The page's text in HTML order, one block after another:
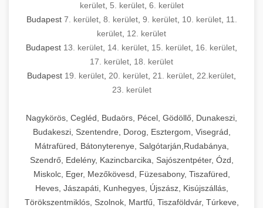
kerület, 5. kerület, 6. kerület
Budapest 7. kerület, 8. kerület, 9. kerület, 10. kerület, 11.
kerület 12. kerület
Budapest 13. kerület 14. kerület 15. kerület 16. kerület
17. kerület 18. kerület
Budapest 19. kerület 20. kerület 21. kerület 22.kerület
23. kerület
Nagykörös, Cegléd, Budaörs, Pécel, Gödöllő, Dunakeszi,
Budakeszi, Szentendre, Dorog, Esztergom, Visegrád,
Mátrafüred, Bátonyterenye, Salgótarján,Rudabánya,
Szendrő, Edelény, Kazincbarcika, Sajószentpéter, Ózd,
Miskolc, Eger, Mezőkövesd, Füzesabony, Tiszafüred,
Heves, Jászapáti, Kunhegyes, Újszász, Kisújszállás,
Törökszentmiklós, Szolnok, Martfű, Tiszaföldvár, Túrkeve,